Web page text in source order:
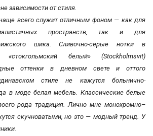
зависимости от стиля.
всего служит отличным фоном — как для
пространств, так и для
шика. Сливочно-серые нотки в
белый» (Stockholmsvit)
оттенки в дневном свете и оттого
стиле не кажутся больнично-
в моде белая мебель. Классические белые
рода традиция. Лично мне монохромно–
скучноватыми, но это — модный тренд. У